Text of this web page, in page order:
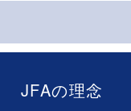
JFAの理念